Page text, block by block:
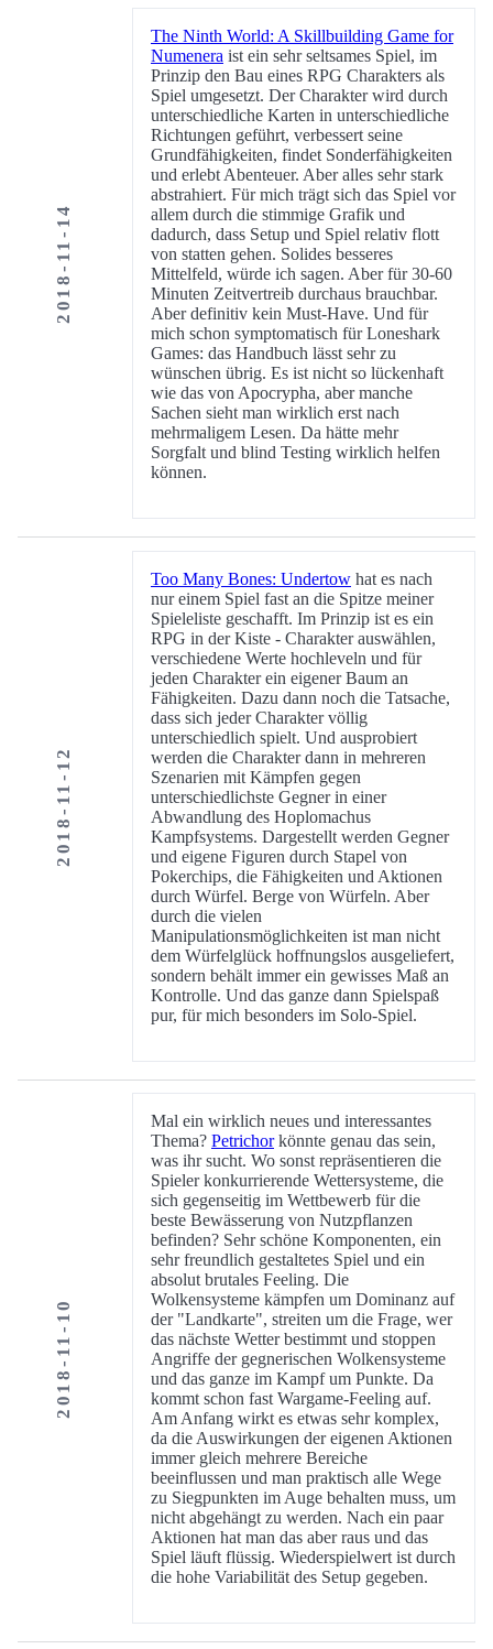
2018-11-14
The Ninth World: A Skillbuilding Game for
Numenera ist ein sehr seltsames Spiel, im
Prinzip den Bau eines RPG Charakters als
Spiel umgesetzt. Der Charakter wird durch
unterschiedliche Karten in unterschiedliche
Richtungen geführt, verbessert seine
Grundfähigkeiten, findet Sonderfähigkeiten
und erlebt Abenteuer. Aber alles sehr stark
abstrahiert. Für mich trägt sich das Spiel vor
allem durch die stimmige Grafik und
dadurch, dass Setup und Spiel relativ flott
von statten gehen. Solides besseres
Mittelfeld, würde ich sagen. Aber für 30-60
Minuten Zeitvertreib durchaus brauchbar.
Aber definitiv kein Must-Have. Und für
mich schon symptomatisch für Loneshark
Games: das Handbuch lässt sehr zu
wünschen übrig. Es ist nicht so lückenhaft
wie das von Apocrypha, aber manche
Sachen sieht man wirklich erst nach
mehrmaligem Lesen. Da hätte mehr
Sorgfalt und blind Testing wirklich helfen
können.
2018-11-12
Too Many Bones: Undertow hat es nach
nur einem Spiel fast an die Spitze meiner
Spieleliste geschafft. Im Prinzip ist es ein
RPG in der Kiste - Charakter auswählen,
verschiedene Werte hochleveln und für
jeden Charakter ein eigener Baum an
Fähigkeiten. Dazu dann noch die Tatsache,
dass sich jeder Charakter völlig
unterschiedlich spielt. Und ausprobiert
werden die Charakter dann in mehreren
Szenarien mit Kämpfen gegen
unterschiedlichste Gegner in einer
Abwandlung des Hoplomachus
Kampfsystems. Dargestellt werden Gegner
und eigene Figuren durch Stapel von
Pokerchips, die Fähigkeiten und Aktionen
durch Würfel. Berge von Würfeln. Aber
durch die vielen
Manipulationsmöglichkeiten ist man nicht
dem Würfelglück hoffnungslos ausgeliefert,
sondern behält immer ein gewisses Maß an
Kontrolle. Und das ganze dann Spielspaß
pur, für mich besonders im Solo-Spiel.
2018-11-10
Mal ein wirklich neues und interessantes
Thema? Petrichorkönnte genau das sein,
was ihr sucht. Wo sonst repräsentieren die
Spieler konkurrierende Wettersysteme, die
sich gegenseitig im Wettbewerb für die
beste Bewässerung von Nutzpflanzen
befinden? Sehr schöne Komponenten, ein
sehr freundlich gestaltetes Spiel und ein
absolut brutales Feeling. Die
Wolkensysteme kämpfen um Dominanz auf
der "Landkarte", streiten um die Frage, wer
das nächste Wetter bestimmt und stoppen
Angriffe der gegnerischen Wolkensysteme
und das ganze im Kampf um Punkte. Da
kommt schon fast Wargame-Feeling auf.
Am Anfang wirkt es etwas sehr komplex,
da die Auswirkungen der eigenen Aktionen
immer gleich mehrere Bereiche
beeinflussen und man praktisch alle Wege
zu Siegpunkten im Auge behalten muss, um
nicht abgehängt zu werden. Nach ein paar
Aktionen hat man das aber raus und das
Spiel läuft flüssig. Wiederspielwert ist durch
die hohe Variabilität des Setup gegeben.